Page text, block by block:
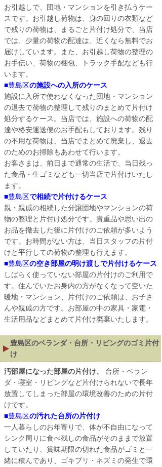
お引越しで、団地・マンションを引き払うケー
スです。お引越し荷物は、身の回りの衣類など
で残りの荷物は、まるごと片付け処分で、当店
では、少量の荷物の配達は、近くなら無料でお
届けしています。また、お引越し荷物の整理の
お手伝い、荷物の梱包、トラック手配なども行
います。
■豊島区の施設への入所のケース
施設に入所で使わなくなった団地・マンション
の退去で荷物の整理して残りのまとめて片付け
処分するケース。当店では、施設への荷物の配
達や格安運送便のお手配もしております。残り
の不用な荷物は、当店でまとめて廃棄し、退去
のためのお掃除もあわせて行います。
お客さまは、前日まで通常の生活で、当日残っ
た食品・生ゴミなども一切当店で片付けいたし
ます。
■豊島区で相続で片付けるケース
親・親戚の相続した分譲団地やマンションの荷
物の整理と片付け処分です。貴重品や思い出の
お品を撤去した後に片付けのご依頼が多いよう
です。お時間がない方は、当日スタッフの片付
けと平行しての荷物の整理も行えます。
■豊島区の空き部屋の明け渡しで片付けるケース
しばらく使っていない部屋の片付けのご利用で
す。住んでいたお身内の方がなくなって空いた
暖地・マンション、片付けのご依頼は、お子さ
んや親戚の方です。お部屋の中の家具・家電・
生活用品などまとめて片付け廃棄いたします。
豊島区のベランダ・台所・リビングのゴミ片付
け
汚部屋になった部屋の片付け、
台所・ベラン
ダ・寝室・リビングなど片付けられないで長年
放置してしまった部屋の環境改善のための片付
けです。
■豊島区の汚れた台所の片付け
一人暮らしのお年寄りで、体が不自由になって
シンク周りに食べ残しの食品がそのままで放置
していたり、賞味期限の切れた食品がゴミと一
緒に積んであり、ゴキブリ・ネズミの発生で環